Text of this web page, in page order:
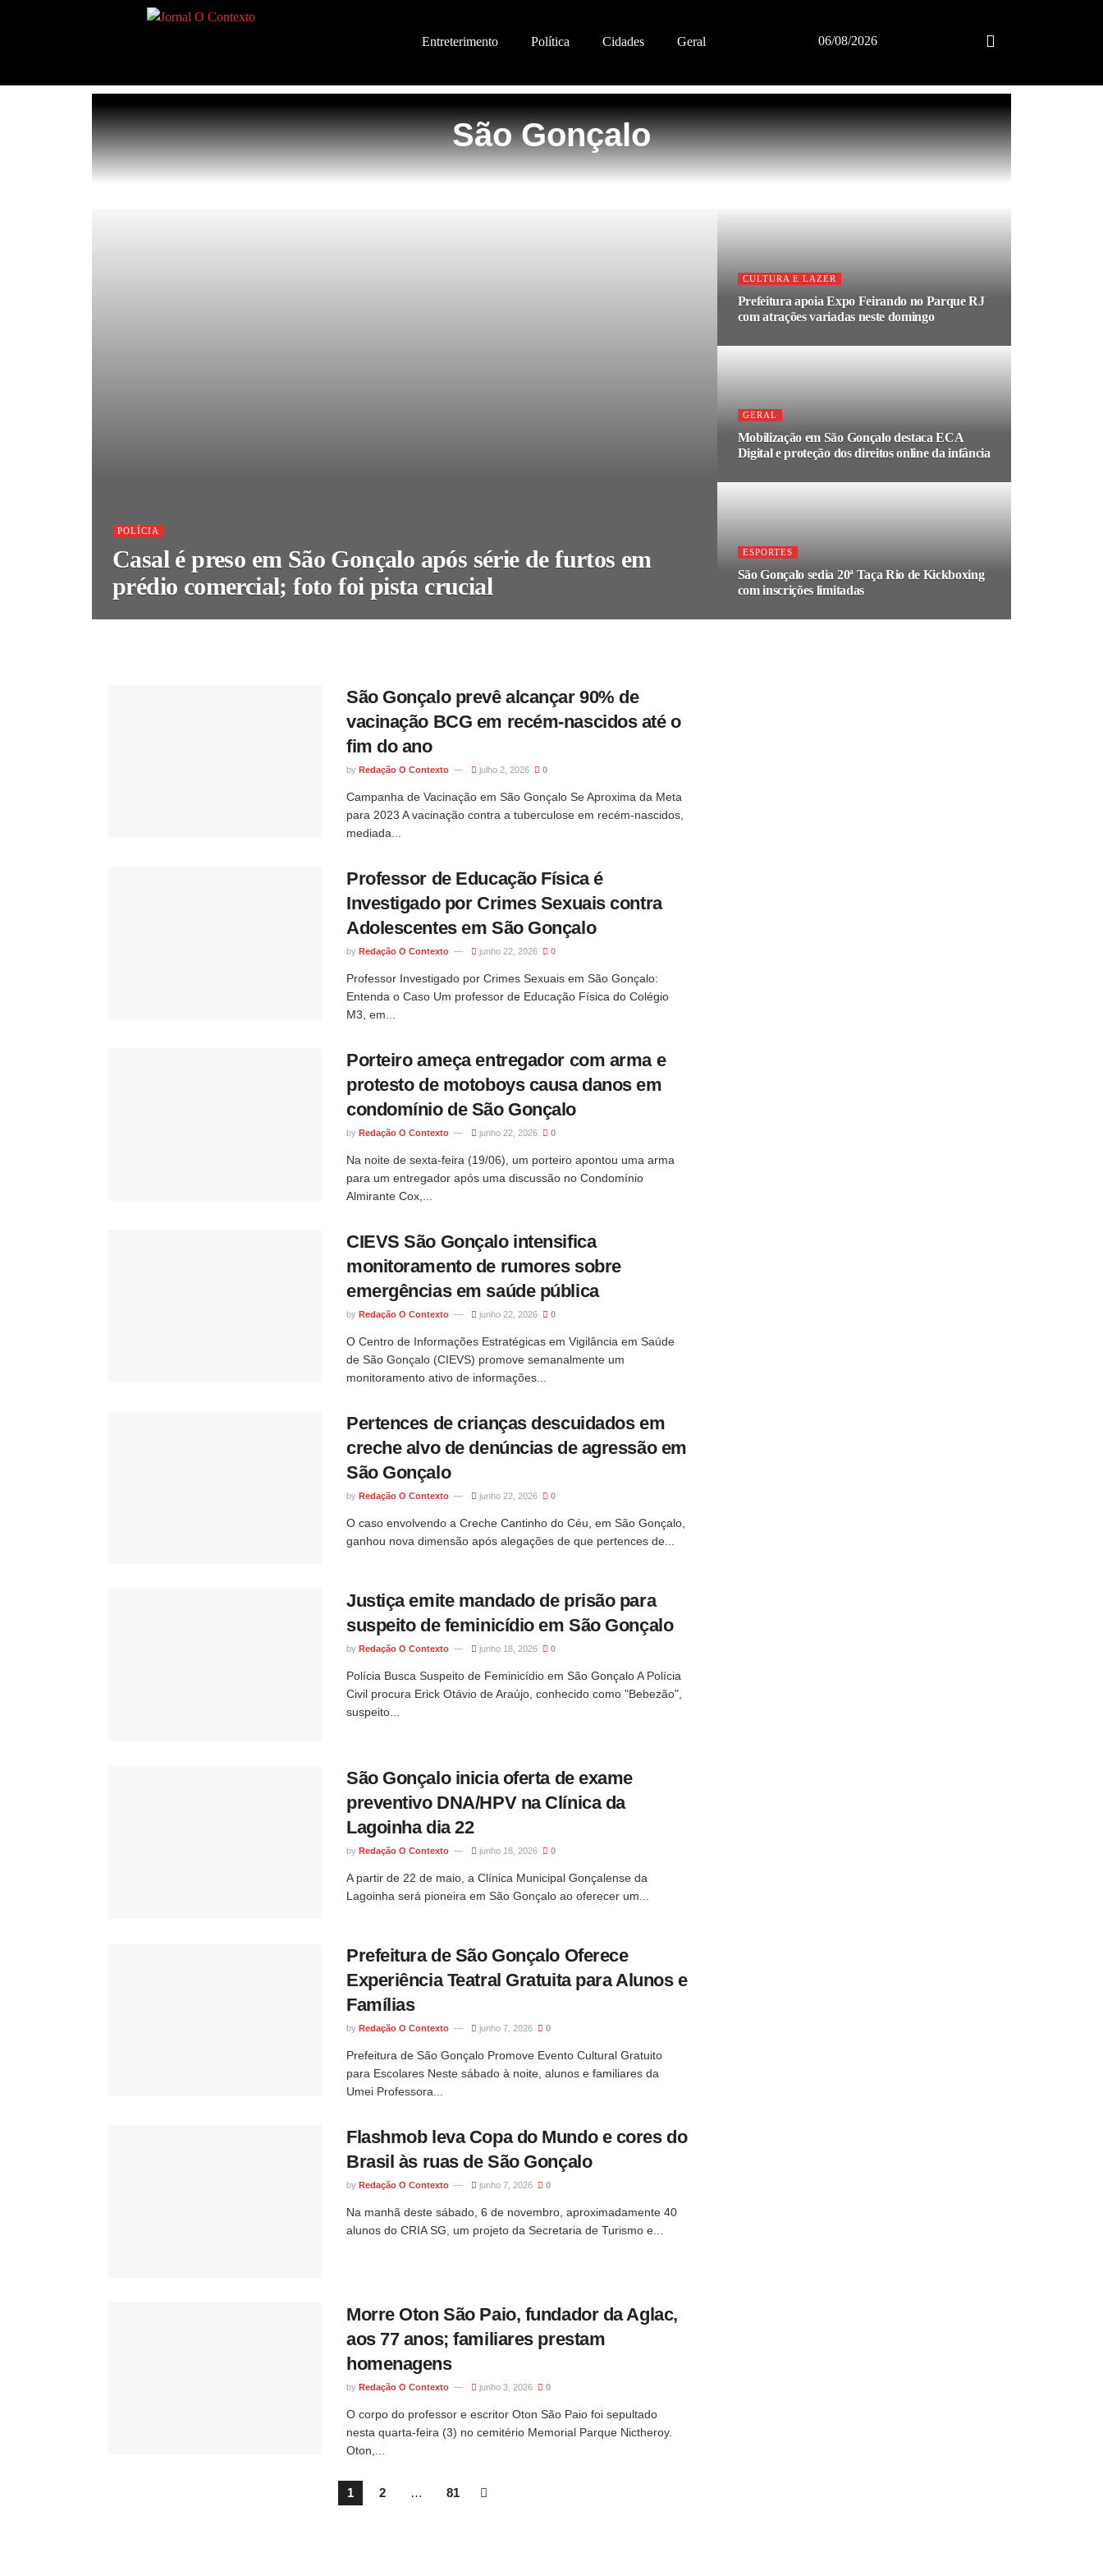
Entreterimento Política Cidades Geral 06/08/2026
São Gonçalo
POLÍCIA
Casal é preso em São Gonçalo após série de furtos em
prédio comercial; foto foi pista crucial
CULTURA E LAZER
Prefeitura apoia Expo Feirando no Parque RJ
com atrações variadas neste domingo
GERAL
Mobilização em São Gonçalo destaca ECA
Digital e proteção dos direitos online da infância
ESPORTES
São Gonçalo sedia 20ª Taça Rio de Kickboxing
com inscrições limitadas
São Gonçalo prevê alcançar 90% de
vacinação BCG em recém-nascidos até o
fim do ano
by Redação O Contexto julho 2, 2026 0
Campanha de Vacinação em São Gonçalo Se Aproxima da Meta
para 2023 A vacinação contra a tuberculose em recém-nascidos,
mediada...
Professor de Educação Física é
Investigado por Crimes Sexuais contra
Adolescentes em São Gonçalo
by Redação O Contexto junho 22, 2026 0
Professor Investigado por Crimes Sexuais em São Gonçalo:
Entenda o Caso Um professor de Educação Física do Colégio
M3, em...
Porteiro ameça entregador com arma e
protesto de motoboys causa danos em
condomínio de São Gonçalo
by Redação O Contexto junho 22, 2026 0
Na noite de sexta-feira (19/06), um porteiro apontou uma arma
para um entregador após uma discussão no Condomínio
Almirante Cox,...
CIEVS São Gonçalo intensifica
monitoramento de rumores sobre
emergências em saúde pública
by Redação O Contexto junho 22, 2026 0
O Centro de Informações Estratégicas em Vigilância em Saúde
de São Gonçalo (CIEVS) promove semanalmente um
monitoramento ativo de informações...
Pertences de crianças descuidados em
creche alvo de denúncias de agressão em
São Gonçalo
by Redação O Contexto junho 22, 2026 0
O caso envolvendo a Creche Cantinho do Céu, em São Gonçalo,
ganhou nova dimensão após alegações de que pertences de...
Justiça emite mandado de prisão para
suspeito de feminicídio em São Gonçalo
by Redação O Contexto junho 18, 2026 0
Polícia Busca Suspeito de Feminicídio em São Gonçalo A Polícia
Civil procura Erick Otávio de Araújo, conhecido como "Bebezão",
suspeito...
São Gonçalo inicia oferta de exame
preventivo DNA/HPV na Clínica da
Lagoinha dia 22
by Redação O Contexto junho 18, 2026 0
A partir de 22 de maio, a Clínica Municipal Gonçalense da
Lagoinha será pioneira em São Gonçalo ao oferecer um...
Prefeitura de São Gonçalo Oferece
Experiência Teatral Gratuita para Alunos e
Famílias
by Redação O Contexto junho 7, 2026 0
Prefeitura de São Gonçalo Promove Evento Cultural Gratuito
para Escolares Neste sábado à noite, alunos e familiares da
Umei Professora...
Flashmob leva Copa do Mundo e cores do
Brasil às ruas de São Gonçalo
by Redação O Contexto junho 7, 2026 0
Na manhã deste sábado, 6 de novembro, aproximadamente 40
alunos do CRIA SG, um projeto da Secretaria de Turismo e...
Morre Oton São Paio, fundador da Aglac,
aos 77 anos; familiares prestam
homenagens
by Redação O Contexto junho 3, 2026 0
O corpo do professor e escritor Oton São Paio foi sepultado
nesta quarta-feira (3) no cemitério Memorial Parque Nictheroy.
Oton,...
1 2 … 81